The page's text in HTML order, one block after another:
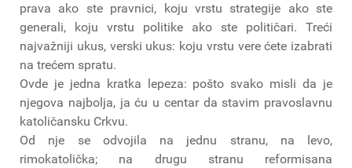
prava ako ste pravnici, koju vrstu strategije ako ste
generali, koju vrstu politike ako ste političari. Treći
najvažniji ukus, verski ukus: koju vrstu vere ćete izabrati
na trećem spratu.
Ovde je jedna kratka lepeza: pošto svako misli da je
njegova najbolja, ja ću u centar da stavim pravoslavnu
katoličansku Crkvu.
Od nje se odvojila na jednu stranu, na levo,
rimokatolička; na drugu stranu reformisana